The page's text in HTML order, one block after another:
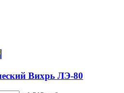
Вихрь ЛЭ-80